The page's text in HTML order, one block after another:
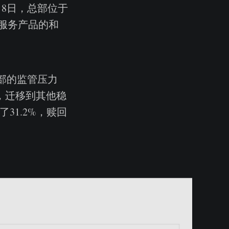
日，总部位于
务产品的和
的监管压力
迁移到其他稳
31.2%，赎回